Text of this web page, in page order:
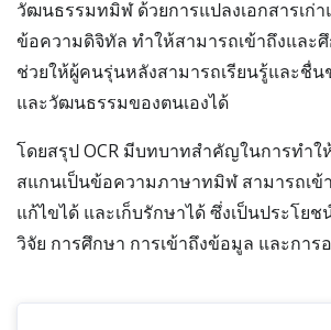
วัฒนธรรมทมิฬ ด้วยการแปลงเอกสารเก่า
ข้อความดิจิทัล ทำให้สามารถเข้าถึงและ
ช่วยให้ผู้คนรุ่นหลังสามารถเรียนรู้และชื่
และวัฒนธรรมของตนเองได้
โดยสรุป OCR มีบทบาทสำคัญในการทำใ
สแกนเป็นข้อความภาษาทมิฬ สามารถเข้
แก้ไขได้ และเก็บรักษาได้ ซึ่งเป็นประโย
วิจัย การศึกษา การเข้าถึงข้อมูล และกา